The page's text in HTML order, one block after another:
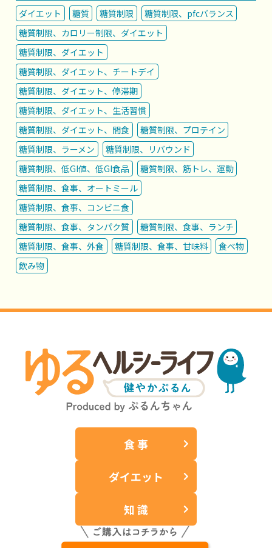
ダイエット 糖質 糖質制限
糖質制限、pfcバランス
糖質制限、カロリー制限、ダイエット
糖質制限、ダイエット
糖質制限、ダイエット、チートデイ
糖質制限、ダイエット、停滞期
糖質制限、ダイエット、生活習慣
糖質制限、ダイエット、間食
糖質制限、プロテイン
糖質制限、ラーメン
糖質制限、リバウンド
糖質制限、低GI値、低GI食品
糖質制限、筋トレ、運動
糖質制限、食事、オートミール
糖質制限、食事、コンビニ食
糖質制限、食事、タンパク質
糖質制限、食事、ランチ
糖質制限、食事、外食
糖質制限、食事、甘味料
食べ物
飲み物
食 事
ダイエット
知 識